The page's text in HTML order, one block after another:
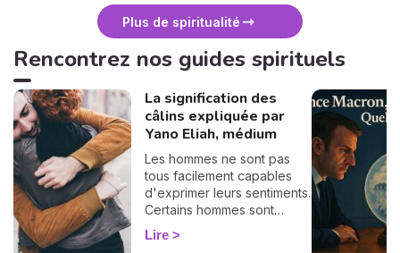
vous protéger
énergétiquement et
intérieur. 🛡️🌒
Plus de spiritualité
Rencontrez nos guides spirituels
La signification des
câlins expliquée par
Yano Eliah, médium
Les hommes ne sont pas
tous facilement capables
d'exprimer leurs sentiments.
Certains hommes sont
habitués à contrôler leurs
sentiments, par conséquent
Lire